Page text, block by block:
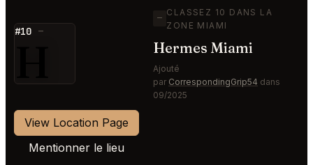
#10 —
—
CLASSEZ 10 DANS LA
ZONE MIAMI
Hermes Miami
Ajouté
par CorrespondingGrip54 dans
09/2025
View Location Page
Mentionner le lieu